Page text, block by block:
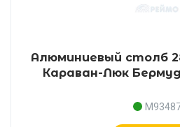
Алюминиевый столб
Караван-Люк